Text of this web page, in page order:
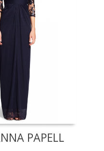
PAPELL